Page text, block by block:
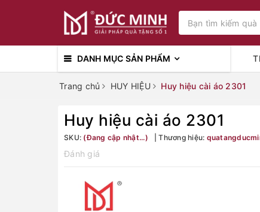
DANH MỤC SẢN PHẨM
Trang chủ HUY HIỆU Huy hiệu cài áo 2301
Huy hiệu cài áo 2301
SKU: (Đang cập nhật...) Thương hiệu:
Đánh giá